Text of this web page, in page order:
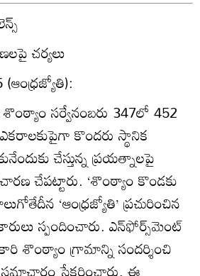
చర్యలు
సర్వేనంబరు 347లో 452
కొందరు స్థానిక
చేస్తున్న ప్రయత్నాలపై
చేపట్టారు. ‘శొంఠ్యాం కొండకు
‘ఆంధ్రజ్యోతి’ ప్రచురించిన
స్పందించారు. ఎన్‌ఫోర్స్‌మెంట్‌
శొంఠ్యాం గ్రామాన్ని సందర్శించి